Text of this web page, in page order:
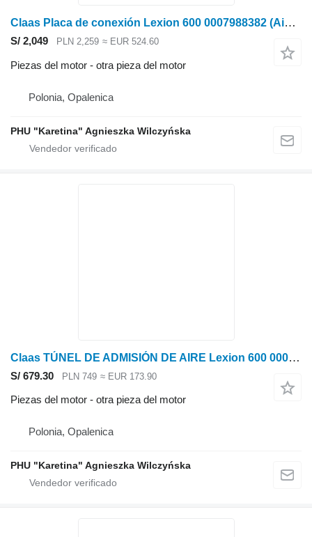
Claas Placa de conexión Lexion 600 0007988382 (Aislamiento del motor) para Claas
S/ 2,049 PLN 2,259 ≈ EUR 524.60
Piezas del motor - otra pieza del motor
Polonia, Opalenica
PHU "Karetina" Agnieszka Wilczyńska
Claas TÚNEL DE ADMISIÓN DE AIRE Lexion 600 0007967060 (Sistema de filtrado) para Claas
S/ 679.30 PLN 749 ≈ EUR 173.90
Piezas del motor - otra pieza del motor
Polonia, Opalenica
PHU "Karetina" Agnieszka Wilczyńska